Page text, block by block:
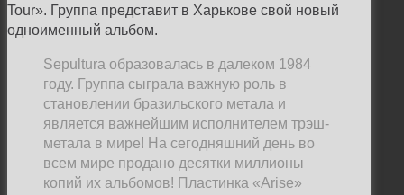
Tour». Группа представит в Харькове свой новый
одноименный альбом.
Sepultura образовалась в далеком 1984
году. Группа сыграла важную роль в
становлении бразильского метала и
является важнейшим исполнителем трэш-
метала в мире! На сегодняшний день во
всем мире продано десятки миллионы
копий их альбомов! Пластинка «Arise»